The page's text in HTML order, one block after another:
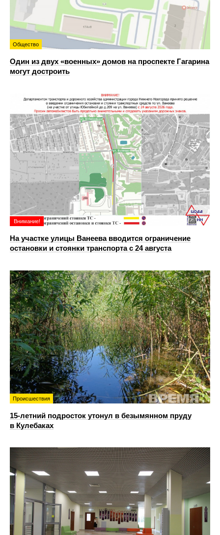
Общество
Один из двух «военных» домов на проспекте Гагарина
могут достроить
Внимание!
На участке улицы Ванеева вводится ограничение
остановки и стоянки транспорта с 24 августа
Происшествия
15-летний подросток утонул в безымянном пруду
в Кулебаках